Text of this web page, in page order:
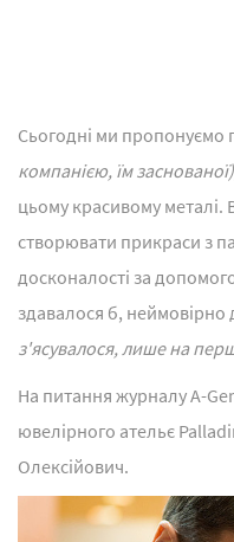
Сьогодні ми
компанією, їм
цьому красивому металі.
створювати прикраси з
досконалості за
здавалося б, неймовірно
з'ясувалося, лише на
На питання журналу A-
ювелірного ательє
Олексійович.